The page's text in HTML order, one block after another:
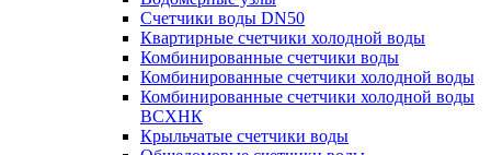
Счетчики воды DN50
Квартирные счетчики холодной воды
Комбинированные счетчики воды
Комбинированные счетчики холодной воды
Комбинированные счетчики холодной воды
ВСХНК
Крыльчатые счетчики воды